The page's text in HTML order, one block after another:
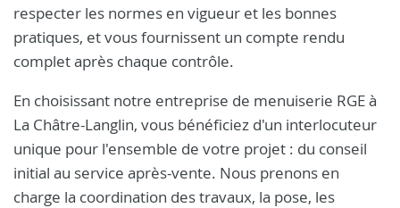
respecter les normes en vigueur et les bonnes
pratiques, et vous fournissent un compte rendu
complet après chaque contrôle.
En choisissant notre entreprise de menuiserie RGE à
La Châtre-Langlin, vous bénéficiez d'un interlocuteur
unique pour l'ensemble de votre projet : du conseil
initial au service après-vente. Nous prenons en
charge la coordination des travaux, la pose, les